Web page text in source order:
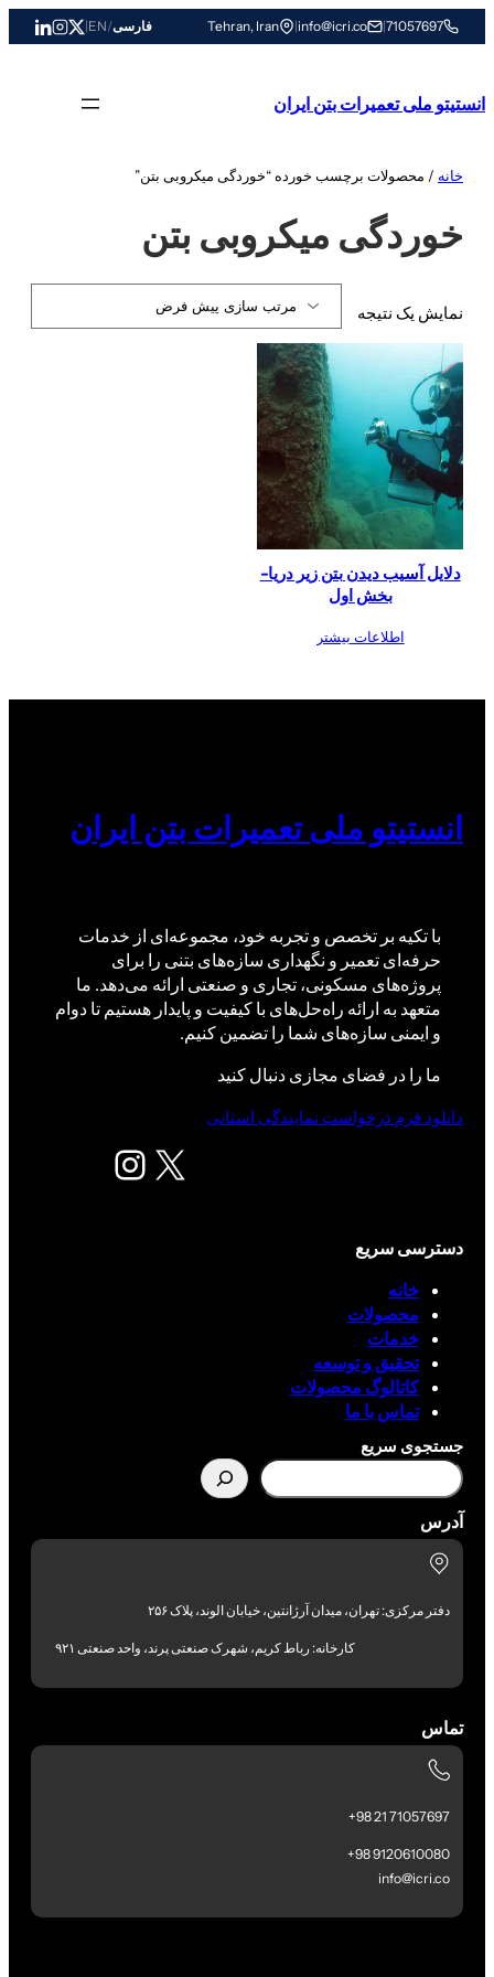
به
71057697
|
info@icri.co
|
Tehran, Iran فارسی/
EN
|
انستیتو ملی تعمیرات بتن ایران
خانه / محصولات برچسب خورده “خوردگی میکروبی بتن”
خوردگی میکروبی بتن
نمایش یک نتیجه
دلایل آسیب دیدن بتن زیر دریا-
بخش اول
اطلاعات بیشتر
انستیتو ملی تعمیرات بتن ایران
با تکیه بر تخصص و تجربه خود، مجموعه‌ای از خدمات
حرفه‌ای تعمیر و نگهداری سازه‌های بتنی را برای
پروژه‌های مسکونی، تجاری و صنعتی ارائه می‌دهد. ما
متعهد به ارائه راه‌حل‌های با کیفیت و پایدار هستیم تا دوام
و ایمنی سازه‌های شما را تضمین کنیم.
ما را در فضای مجازی دنبال کنید
X اینستاگرم
دانلود فرم درخواست نمایندگی استانی
دسترسی سریع
خانه
محصولات
خدمات
تحقیق و توسعه
کاتالوگ محصولات
تماس با ما
جستجوی سریع
آدرس
دفتر مرکزی: تهران، میدان آرژانتین، خیابان الوند، پلاک ۲۵۶
کارخانه: رباط کریم، شهرک صنعتی پرند، واحد صنعتی ۹۲۱
تماس
71057697 21 98+
9120610080 98+
info@icri.co